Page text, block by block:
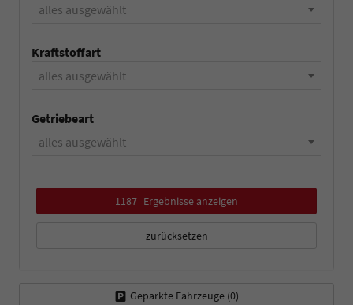
alles ausgewählt
Kraftstoffart
alles ausgewählt
Getriebeart
alles ausgewählt
1187 Ergebnisse anzeigen
zurücksetzen
Geparkte Fahrzeuge (0)